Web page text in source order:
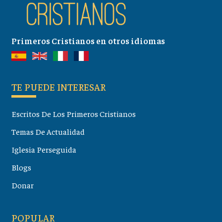
Primeros Cristianos en otros idiomas
TE PUEDE INTERESAR
Escritos De Los Primeros Cristianos
Temas De Actualidad
Iglesia Perseguida
Blogs
Donar
POPULAR